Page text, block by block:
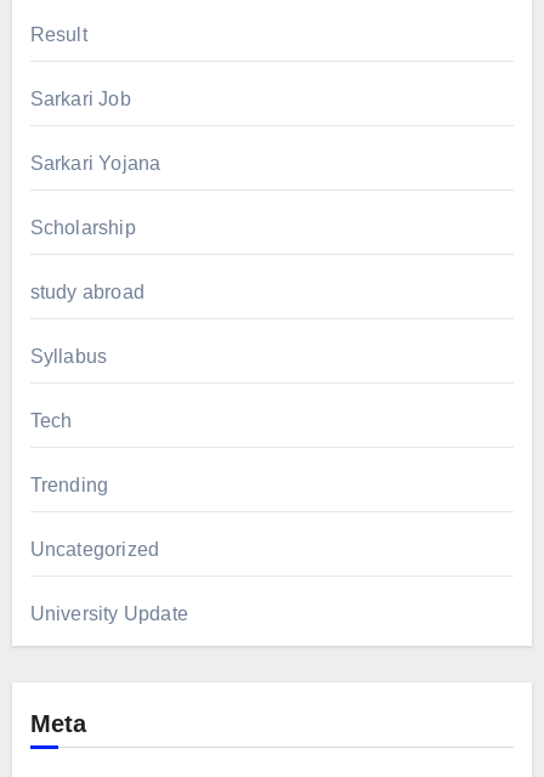
Result
Sarkari Job
Sarkari Yojana
Scholarship
study abroad
Syllabus
Tech
Trending
Uncategorized
University Update
Meta